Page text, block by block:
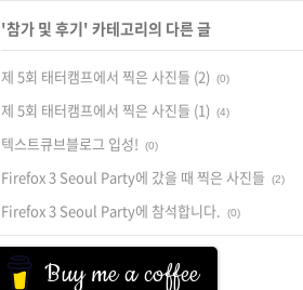
'참가 및 후기' 카테고리의 다른 글
제 5회 태터캠프에서 찍은 사진들 (2) (0)
제 5회 태터캠프에서 찍은 사진들 (1)
(4)
텍스트큐브블로그 입성!
(0)
Firefox 3 Seoul Party에 갔을 때 찍은 사진들
(2)
Firefox 3 Seoul Party에 참석합니다.
(0)
Buy me a coffee